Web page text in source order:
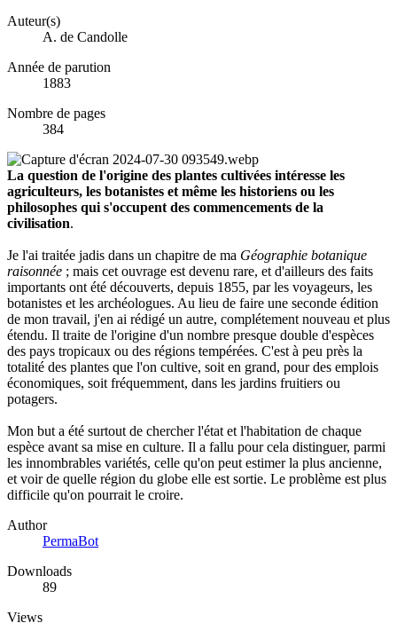
Auteur(s)
A. de Candolle
Année de parution
1883
Nombre de pages
384
La question de l'origine des plantes cultivées intéresse les
agriculteurs, les botanistes et même les historiens ou les
philosophes qui s'occupent des commencements de la
civilisation.
Je l'ai traitée jadis dans un chapitre de ma Géographie botanique
raisonnée ; mais cet ouvrage est devenu rare, et d'ailleurs des faits
importants ont été découverts, depuis 1855, par les voyageurs, les
botanistes et les archéologues. Au lieu de faire une seconde édition
de mon travail, j'en ai rédigé un autre, complétement nouveau et plus
étendu. Il traite de l'origine d'un nombre presque double d'espèces
des pays tropicaux ou des régions tempérées. C'est à peu près la
totalité des plantes que l'on cultive, soit en grand, pour des emplois
économiques, soit fréquemment, dans les jardins fruitiers ou
potagers.
Mon but a été surtout de chercher l'état et l'habitation de chaque
espèce avant sa mise en culture. Il a fallu pour cela distinguer, parmi
les innombrables variétés, celle qu'on peut estimer la plus ancienne,
et voir de quelle région du globe elle est sortie. Le problème est plus
difficile qu'on pourrait le croire.
Author
PermaBot
Downloads
89
Views